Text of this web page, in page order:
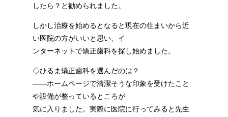
したら？と勧められました。
しかし治療を始めるとなると現在の住まいから近
い医院の方がいいと思い、イ
ンターネットで矯正歯科を探し始めました。
◇ひるま矯正歯科を選んだのは？
――ホームページで清潔そうな印象を受けたこと
や設備が整っているところが
気に入りました。実際に医院に行ってみると先生